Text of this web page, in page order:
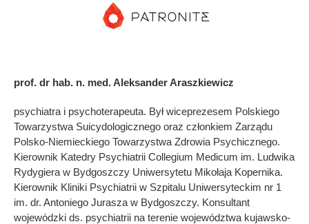
prof. dr hab. n. med. Aleksander Araszkiewicz
psychiatra i psychoterapeuta. Był wiceprezesem Polskiego
Towarzystwa Suicydologicznego oraz członkiem Zarządu
Polsko-Niemieckiego Towarzystwa Zdrowia Psychicznego.
Kierownik Katedry Psychiatrii Collegium Medicum im. Ludwika
Rydygiera w Bydgoszczy Uniwersytetu Mikołaja Kopernika.
Kierownik Kliniki Psychiatrii w Szpitalu Uniwersyteckim nr 1
im. dr. Antoniego Jurasza w Bydgoszczy. Konsultant
wojewódzki ds. psychiatrii na terenie województwa kujawsko-